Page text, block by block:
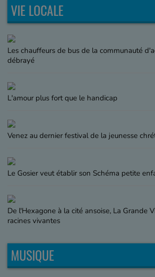
VIE LOCALE
Les chauffeurs de bus de la communauté
débrayé
L'amour plus fort que le handicap
Venez au dernier festival de la jeunesse
Le Gosier veut établir son Schéma petite
De l'Hexagone à la cité ansoise, La Grande
racines vivantes
MUSIQUE